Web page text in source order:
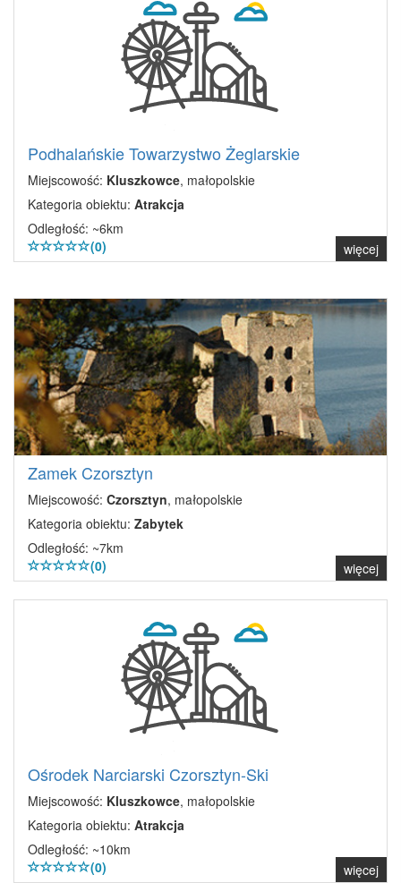
Podhalańskie Towarzystwo Żeglarskie
Miejscowość: Kluszkowce, małopolskie
Kategoria obiektu: Atrakcja
Odległość: ~6km
(0)
więcej
Zamek Czorsztyn
Miejscowość: Czorsztyn, małopolskie
Kategoria obiektu: Zabytek
Odległość: ~7km
(0)
więcej
Ośrodek Narciarski Czorsztyn-Ski
Miejscowość: Kluszkowce, małopolskie
Kategoria obiektu: Atrakcja
Odległość: ~10km
(0)
więcej